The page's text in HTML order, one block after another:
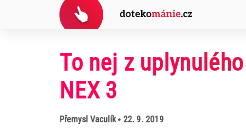
To nej z
NEX 3
Přemysl Vaculík• 22. 9. 2019